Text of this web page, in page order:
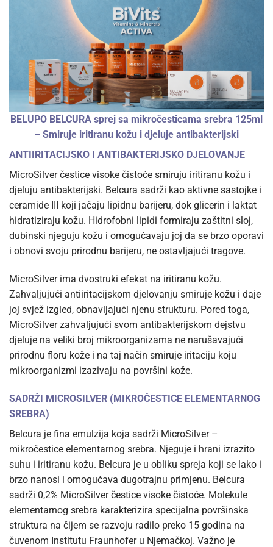
BELUPO BELCURA sprej sa mikročesticama srebra 125ml
– Smiruje iritiranu kožu i djeluje antibakterijski
ANTIIRITACIJSKO I ANTIBAKTERIJSKO DJELOVANJE
MicroSilver čestice visoke čistoće smiruju iritiranu kožu i
djeluju antibakterijski. Belcura sadrži kao aktivne sastojke i
ceramide III koji jačaju lipidnu barijeru, dok glicerin i laktat
hidratiziraju kožu. Hidrofobni lipidi formiraju zaštitni sloj,
dubinski njeguju kožu i omogućavaju joj da se brzo oporavi
i obnovi svoju prirodnu barijeru, ne ostavljajući tragove.
MicroSilver ima dvostruki efekat na iritiranu kožu.
Zahvaljujući antiiritacijskom djelovanju smiruje kožu i daje
joj svjež izgled, obnavljajući njenu strukturu. Pored toga,
MicroSilver zahvaljujući svom antibakterijskom dejstvu
djeluje na veliki broj mikroorganizama ne narušavajući
prirodnu floru kože i na taj način smiruje iritaciju koju
mikroorganizmi izazivaju na površini kože.
SADRŽI MICROSILVER (MIKROČESTICE ELEMENTARNOG
SREBRA)
Belcura je fina emulzija koja sadrži MicroSilver –
mikročestice elementarnog srebra. Njeguje i hrani izrazito
suhu i iritiranu kožu. Belcura je u obliku spreja koji se lako i
brzo nanosi i omogućava dugotrajnu primjenu. Belcura
sadrži 0,2% MicroSilver čestice visoke čistoće. Molekule
elementarnog srebra karakterizira specijalna površinska
struktura na čijem se razvoju radilo preko 15 godina na
čuvenom Institutu Fraunhofer u Njemačkoj. Važno je